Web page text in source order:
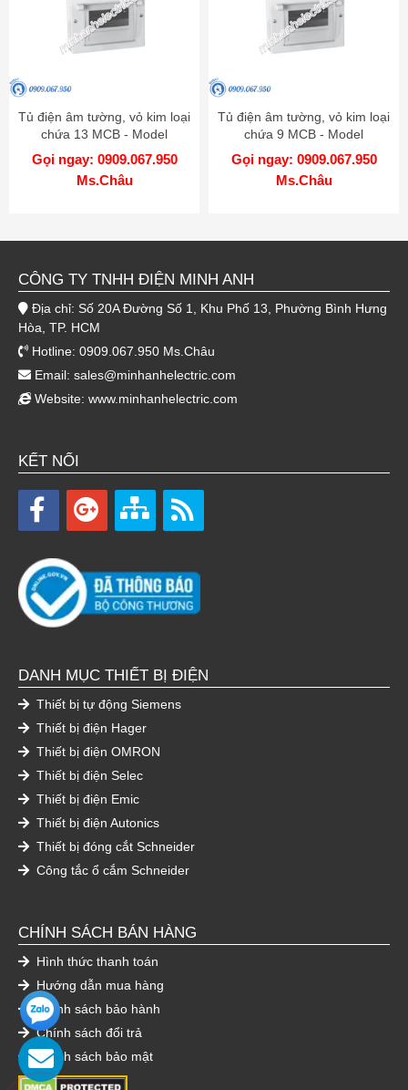
Tủ điện âm tường, vỏ kim loại
chứa 13 MCB - Model
EMC13PL
Gọi ngay: 0909.067.950
Ms.Châu
Tủ điện âm tường, vỏ kim loại
chứa 9 MCB - Model
EMC9PL
Gọi ngay: 0909.067.950
Ms.Châu
CÔNG TY TNHH ĐIỆN MINH ANH
Địa chỉ: Số 20A Đường Số 1, Khu Phố 13, Phường Bình Hưng
Hòa, TP. HCM
Hotline: 0909.067.950 Ms.Châu
Email: sales@minhanhelectric.com
Website: www.minhanhelectric.com
KẾT NỐI
DANH MỤC THIẾT BỊ ĐIỆN
Thiết bị tự động Siemens
Thiết bị điện Hager
Thiết bị điện OMRON
Thiết bị điện Selec
Thiết bị điện Emic
Thiết bị điện Autonics
Thiết bị đóng cắt Schneider
Công tắc ổ cắm Schneider
CHÍNH SÁCH BÁN HÀNG
Hình thức thanh toán
Hướng dẫn mua hàng
Chính sách bảo hành
Chính sách đổi trả
Chính sách bảo mật